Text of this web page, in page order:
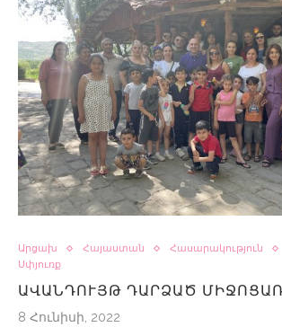
Արցախ Հայաստան Հասարակություն
Սփյուռք
ԱՎԱՆԴՈՒՅԹ ԴԱՐՁԱԾ
8 Հունիսի, 2022